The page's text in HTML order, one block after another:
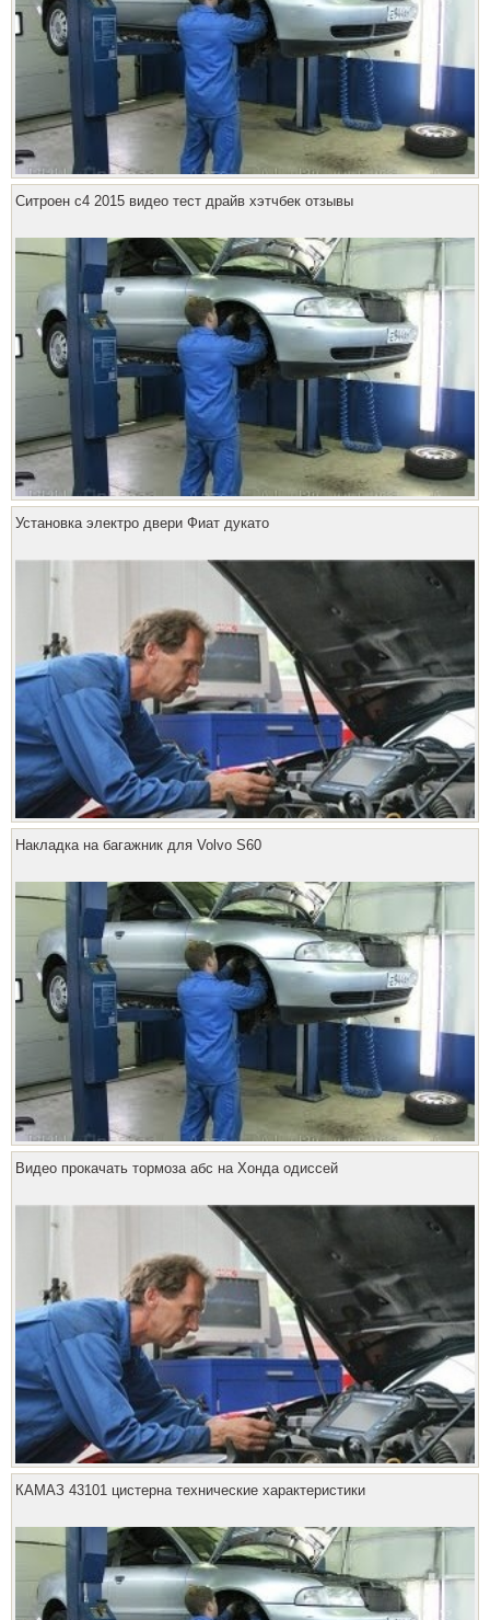
Ситроен с4 2015 видео тест драйв хэтчбек отзывы
Установка электро двери Фиат дукато
Накладка на багажник для Volvo S60
Видео прокачать тормоза абс на Хонда одиссей
КАМАЗ 43101 цистерна технические характеристики